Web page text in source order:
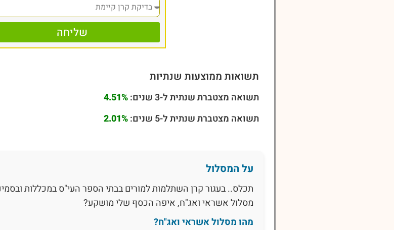
שליחה
תשואות ממוצעות שנתיות
תשואה מצטברת שנתית ל-3 שנים:
4.51%
תשואה מצטברת שנתית ל-5 שנים:
2.01%
על המסלול
תכלס.. בעגור קרן השתלמות למורים בבתי הספר העי"ס במכללות
מסלול אשראי ואג"ח, איפה הכסף שלי מושקע?
מהו מסלול אשראי ואג"ח?